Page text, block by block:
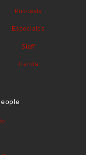
Podcasts
Especiales
Staff
Tienda